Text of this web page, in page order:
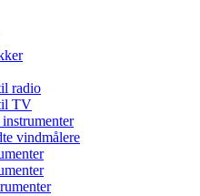
radio
TV
vindmålere